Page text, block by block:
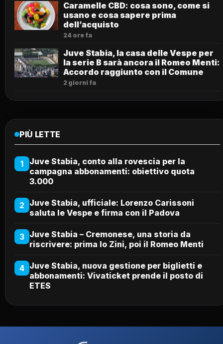
Caramelle CBD: cosa sono, come si
usano e cosa sapere prima
dell’acquisto
24 ore fa
Juve Stabia, la casa delle Vespe per
la serie B sarà ancora il Romeo Menti:
Accordo raggiunto con il Comune
2 giorni fa
PIÙ LETTE
1
Juve Stabia, conto alla rovescia per la
campagna abbonamenti: obiettivo quota
3.000
2 Juve Stabia, ufficiale: Lorenzo Carissoni
saluta le Vespe e firma con il Padova
3 Juve Stabia – Cremonese, una storia da
riscrivere: prima lo Zini, poi il Romeo Menti
4 Juve Stabia, nuova gestione per biglietti e
abbonamenti: Vivaticket prende il posto di
ETES